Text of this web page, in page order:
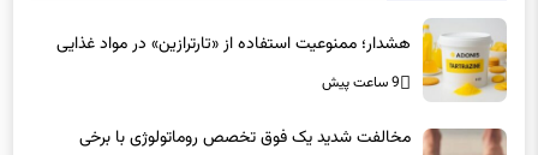
هشدار؛ ممنوعیت استفاده از «تارترازین» در مواد غذایی
9 ساعت پیش
مخالفت شدید یک فوق تخصص روماتولوژی با برخی